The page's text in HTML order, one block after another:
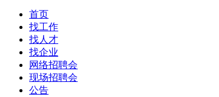
首页
找工作
找人才
找企业
网络招聘会
现场招聘会
公告